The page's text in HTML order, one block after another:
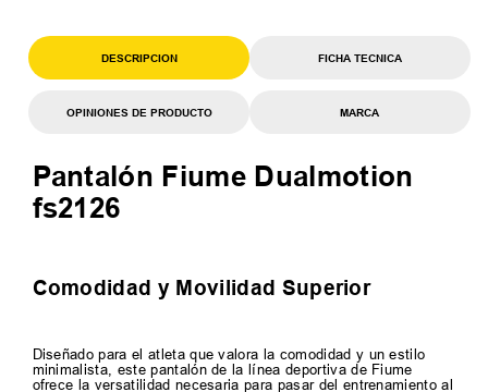
DESCRIPCION FICHA TECNICA
OPINIONES DE PRODUCTO MARCA
Pantalón Fiume Dualmotion
fs2126
Comodidad y Movilidad Superior
Diseñado para el atleta que valora la comodidad y un estilo
minimalista, este pantalón de la línea deportiva de Fiume
ofrece la versatilidad necesaria para pasar del entrenamiento al